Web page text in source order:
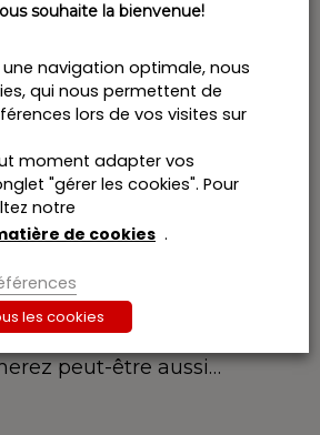
sociétés de capitaux
Il est l’auteur de plusieurs
et il intervient
de conférences et séminaires
du comité de rédaction
des Sociétés / Tijdschrift
en Vennootschap (RPS-
membre du Centre belge
(CDS) il était impliqué dans
des sociétés.
peut-être aussi…
souhaite la bienvenue!
navigation optimale, nous
qui nous permettent de
lors de vos visites sur
moment adapter vos
"gérer les cookies". Pour
notre
de cookies .
les cookies